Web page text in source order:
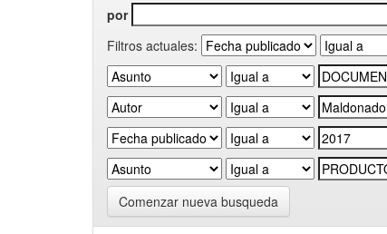
por
Filtros actuales:
Comenzar nueva busqueda